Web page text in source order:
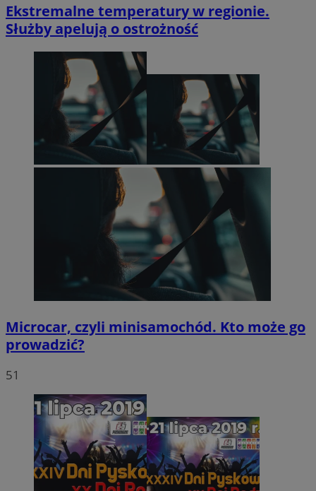
Ekstremalne temperatury w regionie.
Służby apelują o ostrożność
Microcar, czyli minisamochód. Kto może go
prowadzić?
51